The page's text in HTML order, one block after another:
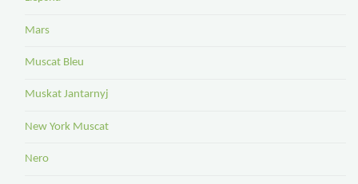
Mars
Muscat Bleu
Muskat Jantarnyj
New York Muscat
Nero